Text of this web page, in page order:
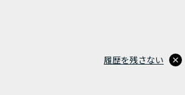
履歴を残さない